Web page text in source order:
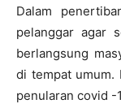
Dalam
pelanggar agar
berlangsung
di tempat umum.
penularan covid -